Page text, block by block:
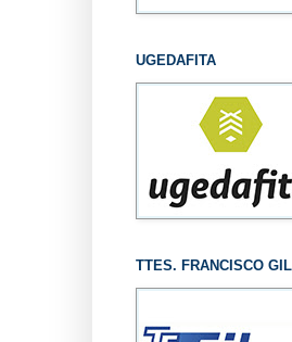
UGEDAFITA
TTES. FRANCISCO GIL